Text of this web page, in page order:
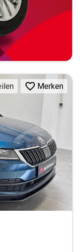
Merken